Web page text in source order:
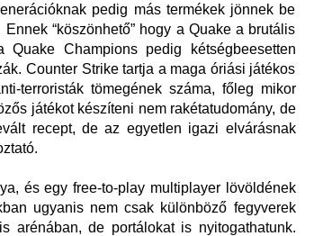
pedig más termékek jönnek be
“köszönhető” hogy a Quake a brutális
Champions pedig kétségbeesetten
Counter Strike tartja a maga óriási játékos
terroristák tömegének száma, főleg mikor
játékot készíteni nem rakétatudomány, de
recept, de az egyetlen igazi elvárásnak
és egy free-to-play multiplayer lövöldének
ugyanis nem csak különböző fegyverek
arénában, de portálokat is nyitogathatunk.